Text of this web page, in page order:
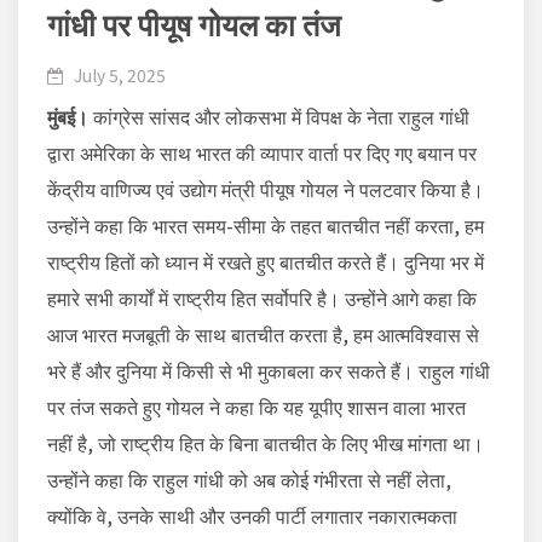
गांधी पर पीयूष गोयल का तंज
July 5, 2025
मुंबई। कांग्रेस सांसद और लोकसभा में विपक्ष के नेता राहुल गांधी
द्वारा अमेरिका के साथ भारत की व्यापार वार्ता पर दिए गए बयान पर
केंद्रीय वाणिज्य एवं उद्योग मंत्री पीयूष गोयल ने पलटवार किया है।
उन्होंने कहा कि भारत समय-सीमा के तहत बातचीत नहीं करता, हम
राष्ट्रीय हितों को ध्यान में रखते हुए बातचीत करते हैं। दुनिया भर में
हमारे सभी कार्यों में राष्ट्रीय हित सर्वोपरि है। उन्होंने आगे कहा कि
आज भारत मजबूती के साथ बातचीत करता है, हम आत्मविश्वास से
भरे हैं और दुनिया में किसी से भी मुकाबला कर सकते हैं। राहुल गांधी
पर तंज सकते हुए गोयल ने कहा कि यह यूपीए शासन वाला भारत
नहीं है, जो राष्ट्रीय हित के बिना बातचीत के लिए भीख मांगता था।
उन्होंने कहा कि राहुल गांधी को अब कोई गंभीरता से नहीं लेता,
क्योंकि वे, उनके साथी और उनकी पार्टी लगातार नकारात्मकता